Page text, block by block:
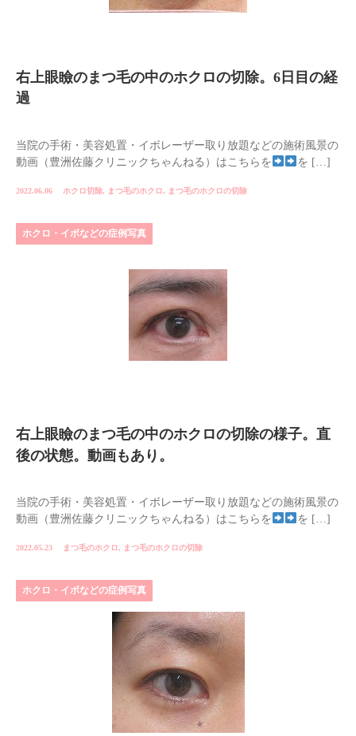
右上眼瞼のまつ毛の中のホクロの切除。6日目の経
過
当院の手術・美容処置・イボレーザー取り放題などの施術風景の
動画（豊洲佐藤クリニックちゃんねる）はこちらを
を […]
2022.06.06 ホクロ切除, まつ毛のホクロ, まつ毛のホクロの切除
ホクロ・イボなどの症例写真
右上眼瞼のまつ毛の中のホクロの切除の様子。直
後の状態。動画もあり。
当院の手術・美容処置・イボレーザー取り放題などの施術風景の
動画（豊洲佐藤クリニックちゃんねる）はこちらを
を […]
2022.05.23 まつ毛のホクロ, まつ毛のホクロの切除
ホクロ・イボなどの症例写真